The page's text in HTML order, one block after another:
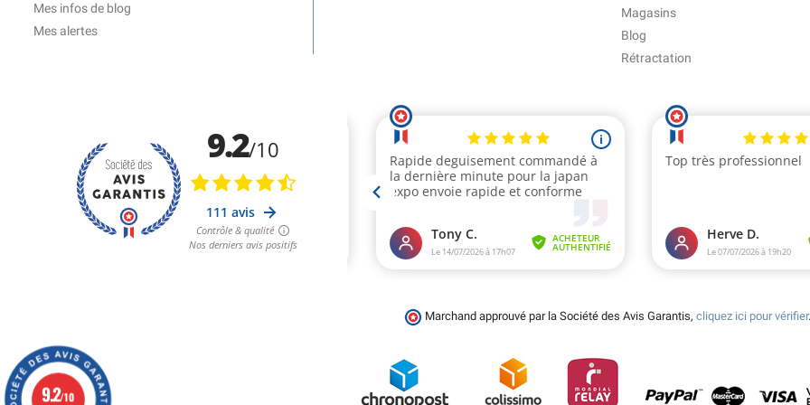
Mes infos de blog
Mes alertes
Magasins
Blog
Rétractation
Marchand approuvé par la Société des Avis Garantis, cliquez ici pour vérifier.
9.2/10